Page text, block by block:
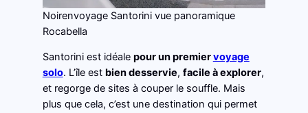
Noirenvoyage Santorini vue panoramique
Rocabella
Santorini est idéale pour un premiervoyage
solo. L’île est bien desservie, facile à explorer,
et regorge de sites à couper le souffle. Mais
plus que cela, c’est une destination qui permet